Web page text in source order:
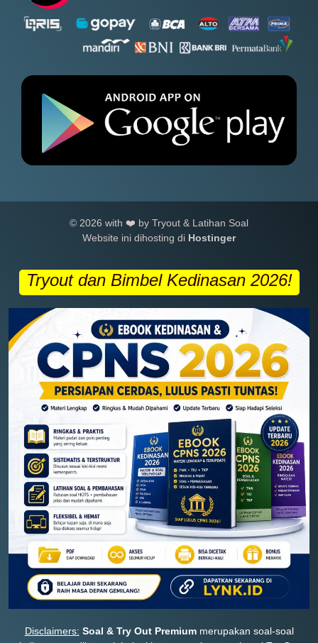
© 2026 with ❤️ by Tryout & Latihan Soal
Website ini dihosting di Hostinger
Tryout dan Bimbel Kedinasan 2026!
Disclaimers: Soal & Try Out Premiummerupakan soal-soal